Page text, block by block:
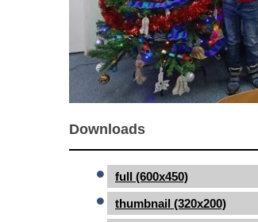
Downloads
full (600x450)
thumbnail (320x200)